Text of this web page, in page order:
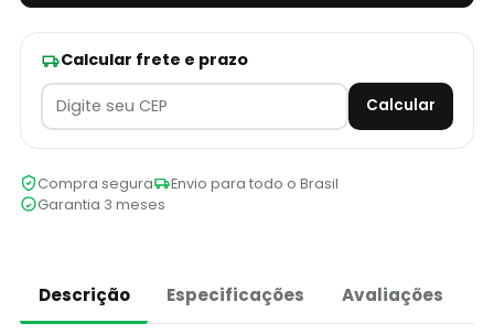
Calcular frete e prazo
Calcular
Compra segura
Envio para todo o Brasil
Garantia 3 meses
Descrição Especificações Avaliações